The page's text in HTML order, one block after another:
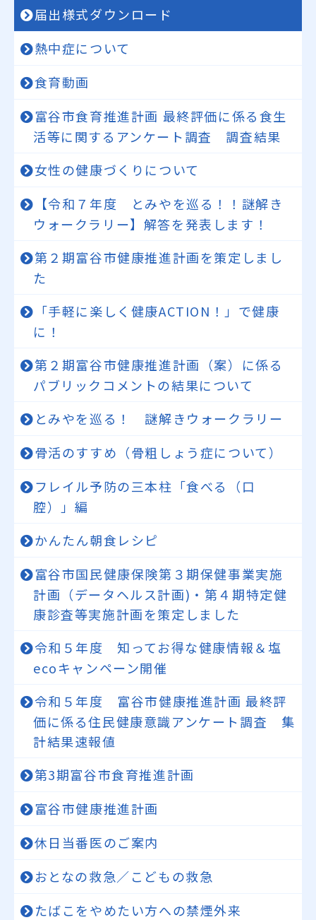
届出様式ダウンロード
熱中症について
食育動画
富谷市食育推進計画 最終評価に係る食生
活等に関するアンケート調査 調査結果
女性の健康づくりについて
【令和７年度 とみやを巡る！！謎解き
ウォークラリー】解答を発表します！
第２期富谷市健康推進計画を策定しまし
た
「手軽に楽しく健康ACTION！」で健康
に！
第２期富谷市健康推進計画（案）に係る
パブリックコメントの結果について
とみやを巡る！ 謎解きウォークラリー
骨活のすすめ（骨粗しょう症について）
フレイル予防の三本柱「食べる（口
腔）」編
かんたん朝食レシピ
富谷市国民健康保険第３期保健事業実施
計画（データヘルス計画)・第４期特定健
康診査等実施計画を策定しました
令和５年度 知ってお得な健康情報＆塩
ecoキャンペーン開催
令和５年度 富谷市健康推進計画 最終評
価に係る住民健康意識アンケート調査 集
計結果速報値
第3期富谷市食育推進計画
富谷市健康推進計画
休日当番医のご案内
おとなの救急／こどもの救急
たばこをやめたい方への禁煙外来